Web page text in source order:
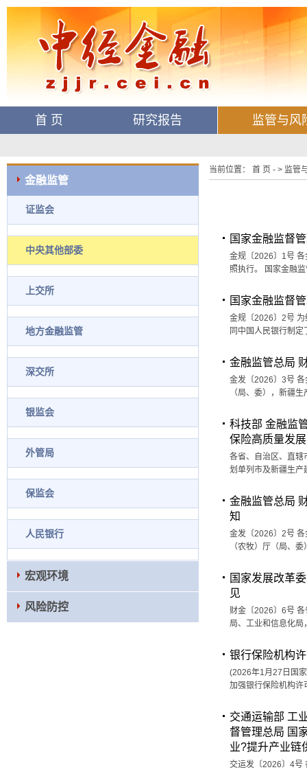
首 页 研究报告 监管与风
金融监管
证监会
中央其他部委
上交所
地方金融监管
深交所
银监会
外管局
保监会
人民银行
宏观环境
风险防控
当前位置： 首 页 - > 监管
国家金融监督
金规〔2026〕1号
照执行。 国家金融
国家金融监督
金规〔2026〕2号
同中国人民银行制
金融监管总局
金发〔2026〕3号
（局、委），新疆
科技部 金融监
保险高质量发
各省、自治区、直辖
划单列市及新疆生
金融监管总局
知
金发〔2026〕2号
（农牧）厅（局、
国家发展改革
见
财金〔2026〕6号
局、工业和信息化
银行保险机构
(2026年1月27日国
加强银行保险机构
交通运输部 工
督管理总局 国
业?提升产业链
交运发〔2026〕4号